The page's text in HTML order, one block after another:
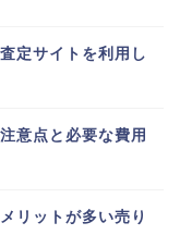
定サイトを利用し
意点と必要な費用
リットが多い売り